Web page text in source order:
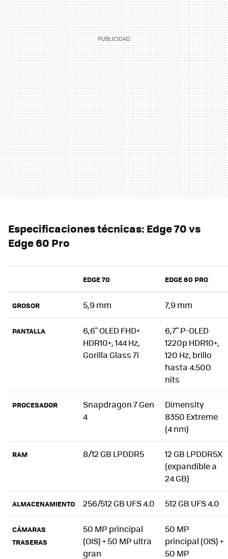
Especificaciones técnicas: Edge 70 vs
Edge 60 Pro
EDGE 70 EDGE 60 PRO
GROSOR 5,9 mm 7,9 mm
PANTALLA
6,6" OLED FHD+
HDR10+, 144 Hz,
Gorilla Glass 7i
6,7" P-OLED
1220p HDR10+,
120 Hz, brillo
hasta 4.500
nits
PROCESADOR
Snapdragon 7 Gen
4
Dimensity
8350 Extreme
(4 nm)
RAM 8/12 GB LPDDR5
12 GB LPDDR5X
(expandible a
24 GB)
ALMACENAMIENTO 256/512 GB UFS 4.0 512 GB UFS 4.0
CÁMARAS
TRASERAS
50 MP principal
(OIS) + 50 MP ultra
gran
50 MP
principal (OIS) +
50 MP